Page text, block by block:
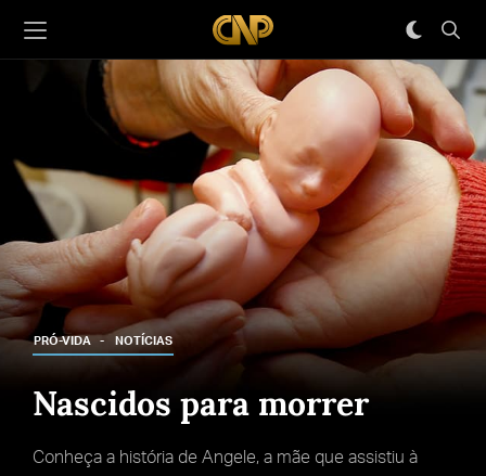
PRÓ-VIDA NOTÍCIAS
Nascidos para morrer
Conheça a história de Angele, a mãe que assistiu à